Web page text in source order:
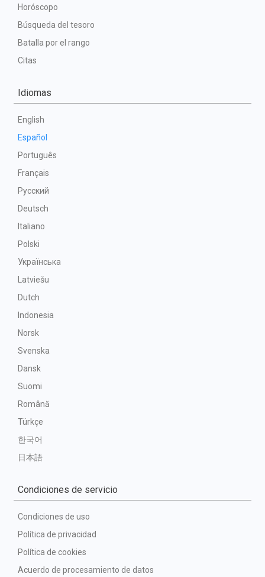
Horóscopo
Búsqueda del tesoro
Batalla por el rango
Citas
Idiomas
English
Español
Português
Français
Русский
Deutsch
Italiano
Polski
Українська
Latviešu
Dutch
Indonesia
Norsk
Svenska
Dansk
Suomi
Română
Türkçe
한국어
日本語
Condiciones de servicio
Condiciones de uso
Política de privacidad
Política de cookies
Acuerdo de procesamiento de datos